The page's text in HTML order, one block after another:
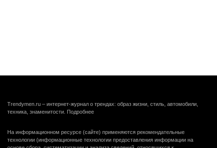
Trendymen.ru – интернет-журнал о трендах: образ жизни, стиль, автомобили,
техника, знаменитости. Подробнее
На информационном ресурсе (сайте) применяются рекомендательные
технологии (информационные технологии предоставления информации на